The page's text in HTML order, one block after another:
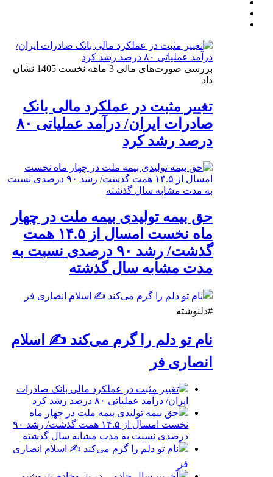
بررسی صورت‌های مالی 3 ماهه نخست 1405 نشان
داد
تغییر مثبت در عملکرد مالی بانک
صادرات ایران/ درآمد عملیاتی ۸۰
درصد رشد کرد
حق بیمه تولیدی بیمه ملت در چهار
ماه نخست امسال از ۱۴.۵ همت
گذشت/ رشد ۹۰ درصدی نسبت به
مدت مشابه سال گذشته
#دلنوشته
نام تو دلم را گرم می‌کند ✍️ اسلام
انصاری فر
تغییر مثبت در عملکرد مالی بانک صادرات
ایران/ درآمد عملیاتی ۸۰ درصد رشد کرد
حق بیمه تولیدی بیمه ملت در چهار ماه
نخست امسال از ۱۴.۵ همت گذشت/ رشد ۹۰
درصدی نسبت به مدت مشابه سال گذشته
نام تو دلم را گرم می‌کند ✍️ اسلام انصاری
فر